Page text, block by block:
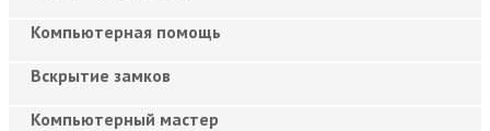
Компьютерная помощь
Вскрытие замков
Компьютерный мастер